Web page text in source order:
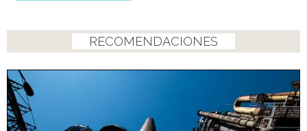
RECOMENDACIONES